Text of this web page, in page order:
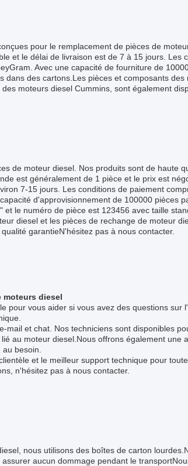
pour le remplacement de pièces de
et le délai de livraison est de 7 à 15 jours. Les
Avec une capacité de fourniture de
dans des cartons.Les pièces et composants des
moteurs diesel Cummins, sont également
de moteur diesel. Nos produits sont de haute
est généralement de 1 pièce et le prix est
7-15 jours. Les conditions de paiement
d'approvisionnement de 100000 pièces
le numéro de pièce est 123456 avec taille
diesel et les pièces de rechange de moteur
garantieN'hésitez pas à nous contacter.
moteurs diesel
pour vous aider si vous avez des questions sur
mail et chat. Nos techniciens sont disponibles
au moteur diesel.Nous offrons également une
besoin.
et le meilleur support technique pour
n'hésitez pas à nous contacter.
nous utilisons des boîtes de carton
aucun dommage pendant le